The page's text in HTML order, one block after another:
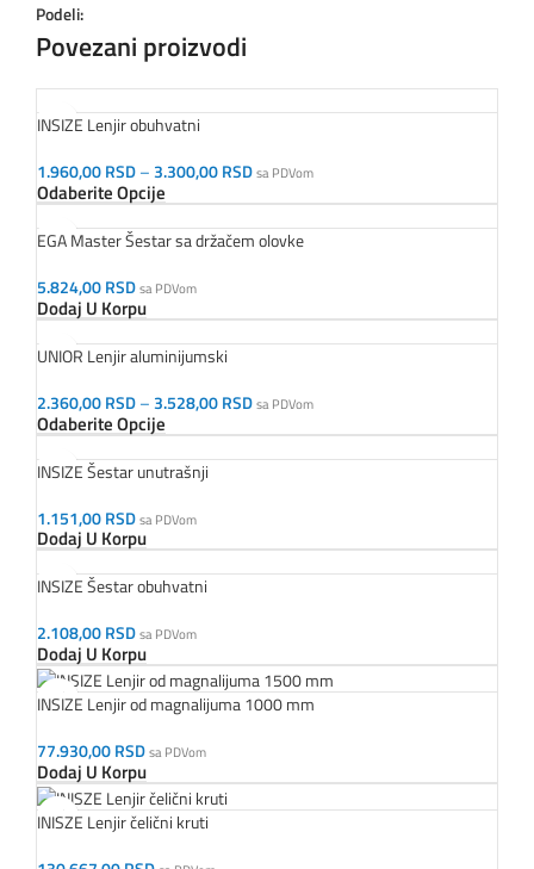
Podeli:
Povezani proizvodi
INSIZE Lenjir obuhvatni
1.960,00RSD–3.300,00RSDsa PDVom
Odaberite Opcije
EGA Master Šestar sa držačem olovke
5.824,00RSDsa PDVom
Dodaj U Korpu
UNIOR Lenjir aluminijumski
2.360,00RSD–3.528,00RSDsa PDVom
Odaberite Opcije
INSIZE Šestar unutrašnji
1.151,00RSDsa PDVom
Dodaj U Korpu
INSIZE Šestar obuhvatni
2.108,00RSDsa PDVom
Dodaj U Korpu
INSIZE Lenjir od magnalijuma 1000 mm
77.930,00RSDsa PDVom
Dodaj U Korpu
INISZE Lenjir čelični kruti